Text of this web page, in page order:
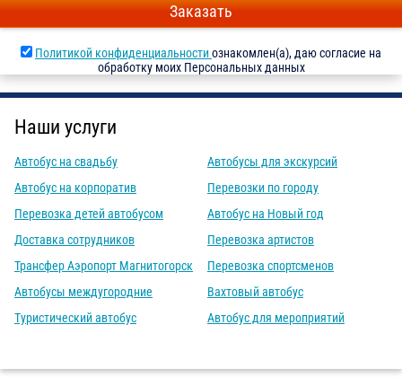
Заказать
Политикой конфиденциальностиознакомлен(а), даю согласие на
обработку моих Персональных данных
Наши услуги
Автобус на свадьбу
Автобус на корпоратив
Перевозка детей автобусом
Доставка сотрудников
Трансфер Аэропорт Магнитогорск
Автобусы междугородние
Туристический автобус
Автобусы для экскурсий
Перевозки по городу
Автобус на Новый год
Перевозка артистов
Перевозка спортсменов
Вахтовый автобус
Автобус для мероприятий